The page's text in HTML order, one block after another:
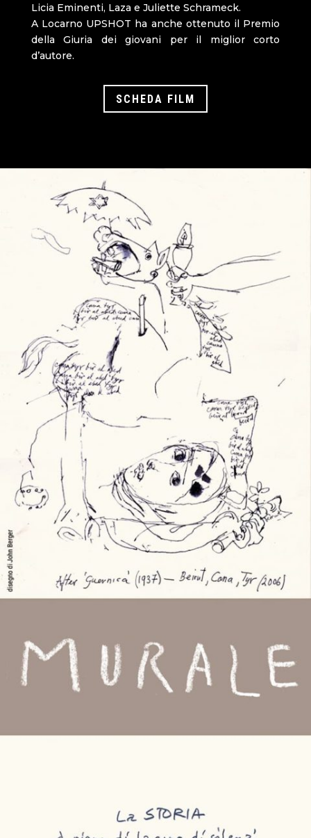
Licia Eminenti, Laza e Juliette Schrameck.
A Locarno UPSHOT ha anche ottenuto il Premio
della Giuria dei giovani per il miglior corto
d’autore.
SCHEDA FILM